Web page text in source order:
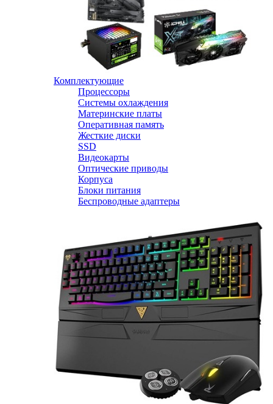
Комплектующие
Процессоры
Системы охлаждения
Материнские платы
Оперативная память
Жесткие диски
SSD
Видеокарты
Оптические приводы
Корпуса
Блоки питания
Беспроводные адаптеры